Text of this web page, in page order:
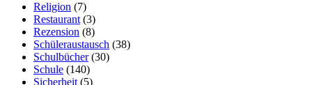
Religion (7)
Restaurant (3)
Rezension (8)
Schüleraustausch (38)
Schulbücher(30)
Schule (140)
Sicherheit (5)